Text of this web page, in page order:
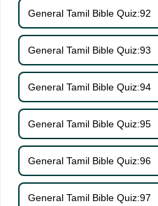
General Tamil Bible Quiz:92
General Tamil Bible Quiz:93
General Tamil Bible Quiz:94
General Tamil Bible Quiz:95
General Tamil Bible Quiz:96
General Tamil Bible Quiz:97